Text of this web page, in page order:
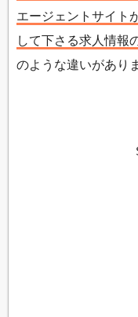
エージェントサイト
して下さる求人情報
のような違いがあり